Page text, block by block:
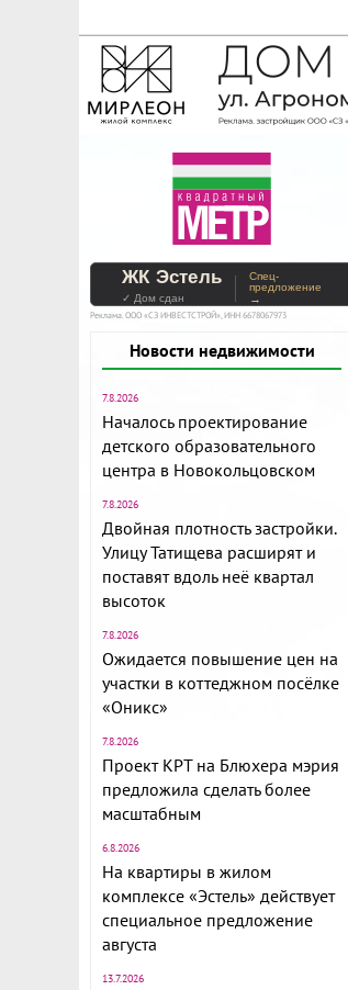
На Метре
Помогайте
ЖК Эстель
✓ Дом сдан
Спец-
предложение
→
Реклама. ООО «СЗ ИНВЕСТСТРОЙ», ИНН 6678067973
Новости недвижимости
7.8.2026
Началось проектирование
детского образовательного
центра в Новокольцовском
7.8.2026
Двойная плотность застройки.
Улицу Татищева расширят и
поставят вдоль неё квартал
высоток
7.8.2026
Ожидается повышение цен на
участки в коттеджном посёлке
«Оникс»
7.8.2026
Проект КРТ на Блюхера мэрия
предложила сделать более
масштабным
6.8.2026
На квартиры в жилом
комплексе «Эстель» действует
специальное предложение
августа
13.7.2026